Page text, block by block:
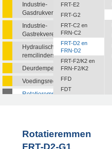
Industrie-
Gasdrukveren
Industrie-
Gastrekveren
Hydraulische
remcilinders
Deurdempers
Voedingsregelaars
Rotatieremmen
FRT-E2
FRT-G2
FRT-C2 en
FRN-C2
FRT-D2 en
FRN-D2
FRT-F2/K2 en
FRN-F2/K2
FFD
FDT
Rotatieremmen
FRT-D2-G1